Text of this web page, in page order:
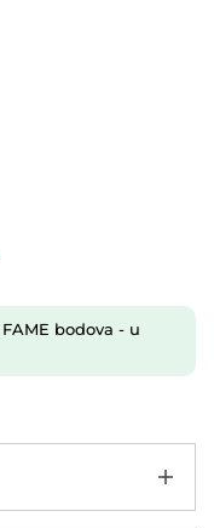
FAME bodova - u